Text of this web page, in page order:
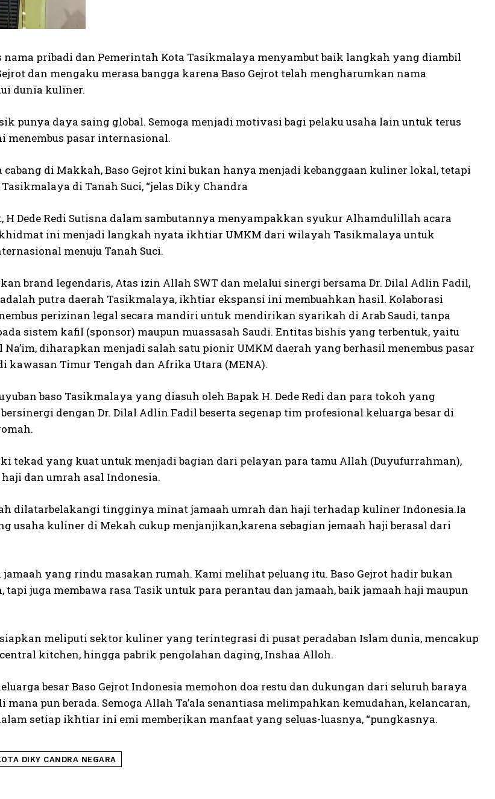
nama pribadi dan Pemerintah Kota Tasikmalaya menyambut baik langkah yang diambil
dan mengaku merasa bangga karena Baso Gejrot telah mengharumkan nama
dunia kuliner.
punya daya saing global. Semoga menjadi motivasi bagi pelaku usaha lain untuk terus
menembus pasar internasional.
cabang di Makkah, Baso Gejrot kini bukan hanya menjadi kebanggaan kuliner lokal, tetapi
di Tanah Suci, “jelas Diky Chandra
H Dede Redi Sutisna dalam sambutannya menyampakkan syukur Alhamdulillah acara
ini menjadi langkah nyata ikhtiar UMKM dari wilayah Tasikmalaya untuk
menuju Tanah Suci.
brand legendaris, Atas izin Allah SWT dan melalui sinergi bersama Dr. Dilal Adlin Fadil,
putra daerah Tasikmalaya, ikhtiar ekspansi ini membuahkan hasil. Kolaborasi
perizinan legal secara mandiri untuk mendirikan syarikah di Arab Saudi, tanpa
sistem kafil (sponsor) maupun muassasah Saudi. Entitas bishis yang terbentuk, yaitu
diharapkan menjadi salah satu pionir UMKM daerah yang berhasil menembus pasar
kawasan Timur Tengah dan Afrika Utara (MENA).
baso Tasikmalaya yang diasuh oleh Bapak H. Dede Redi dan para tokoh yang
dengan Dr. Dilal Adlin Fadil beserta segenap tim profesional keluarga besar di
tekad yang kuat untuk menjadi bagian dari pelayan para tamu Allah (Duyufurrahman),
dan umrah asal Indonesia.
dilatarbelakangi tingginya minat jamaah umrah dan haji terhadap kuliner Indonesia.Ia
usaha kuliner di Mekah cukup menjanjikan,karena sebagian jemaah haji berasal dari
jamaah yang rindu masakan rumah. Kami melihat peluang itu. Baso Gejrot hadir bukan
tapi juga membawa rasa Tasik untuk para perantau dan jamaah, baik jamaah haji maupun
meliputi sektor kuliner yang terintegrasi di pusat peradaban Islam dunia, mencakup
kitchen, hingga pabrik pengolahan daging, Inshaa Alloh.
besar Baso Gejrot Indonesia memohon doa restu dan dukungan dari seluruh baraya
mana pun berada. Semoga Allah Ta’ala senantiasa melimpahkan kemudahan, kelancaran,
setiap ikhtiar ini emi memberikan manfaat yang seluas-luasnya, “pungkasnya.
DIKY CANDRA NEGARA